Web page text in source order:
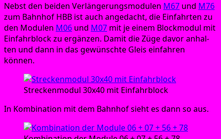
Nebst den bei­den Ver­län­ge­rungs­mo­du­len M67 und M76
zum Bahn­hof HBB ist auch ange­dacht, die Ein­fahr­ten zu
den Modu­len M06 und M07 mit je einem Block­mo­dul mit
Ein­fahr­block zu ergän­zen. Damit die Züge davor anhal­
ten und dann in das gewünsch­te Gleis ein­fah­ren
können.
Stre­cken­mo­dul 30x40 mit Einfahrblock
In Kom­bi­na­ti­on mit dem Bahn­hof sieht es dann so aus.